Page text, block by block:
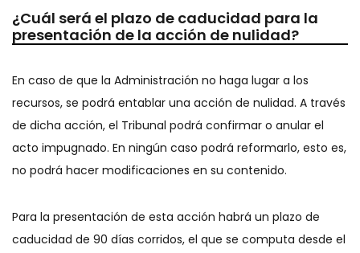
¿Cuál será el plazo de caducidad para la
presentación de la acción de nulidad?
En caso de que la Administración no haga lugar a los
recursos, se podrá entablar una acción de nulidad. A través
de dicha acción, el Tribunal podrá confirmar o anular el
acto impugnado. En ningún caso podrá reformarlo, esto es,
no podrá hacer modificaciones en su contenido.
Para la presentación de esta acción habrá un plazo de
caducidad de 90 días corridos, el que se computa desde el